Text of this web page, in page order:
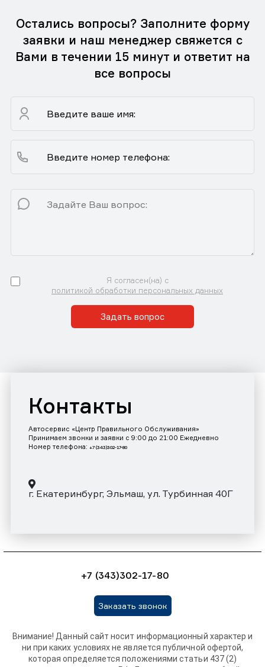
Остались вопросы? Заполните форму
заявки и наш менеджер свяжется с
Вами в течении 15 минут и ответит на
все вопросы
Я согласен(на) с
политикой обработки персональных данных
Задать вопрос
Контакты
Автосервис «Центр Правильного Обслуживания»
Принимаем звонки и заявки с 9:00 до 21:00 Ежедневно
Номер телефона: +7 (343)302-17-80
г. Екатеринбург, Эльмаш, ул. Турбинная 40Г
+7 (343)302-17-80
Заказать звонок
Внимание! Данный сайт носит информационный характер и
ни при каких условиях не является публичной офертой,
которая определяется положениями статьи 437 (2)